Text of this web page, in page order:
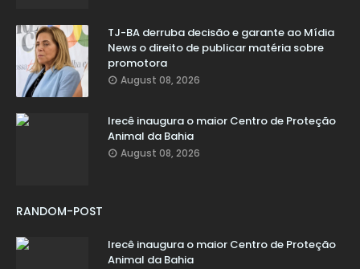
TJ-BA derruba decisão e garante ao Mídia
News o direito de publicar matéria sobre
promotora
August 08, 2026
Irecê inaugura o maior Centro de Proteção
Animal da Bahia
August 08, 2026
RANDOM-POST
Irecê inaugura o maior Centro de Proteção
Animal da Bahia